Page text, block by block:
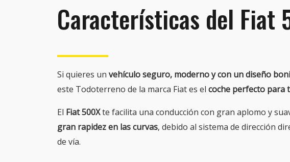
Características del Fiat
Si quieres un vehículo seguro, moderno y con un diseño
este Todoterreno de la marca Fiat es el coche perfecto para
El Fiat 500Xte facilita una conducción con gran aplomo y
gran rapidez en las curvas, debido al sistema de dirección
de vía.